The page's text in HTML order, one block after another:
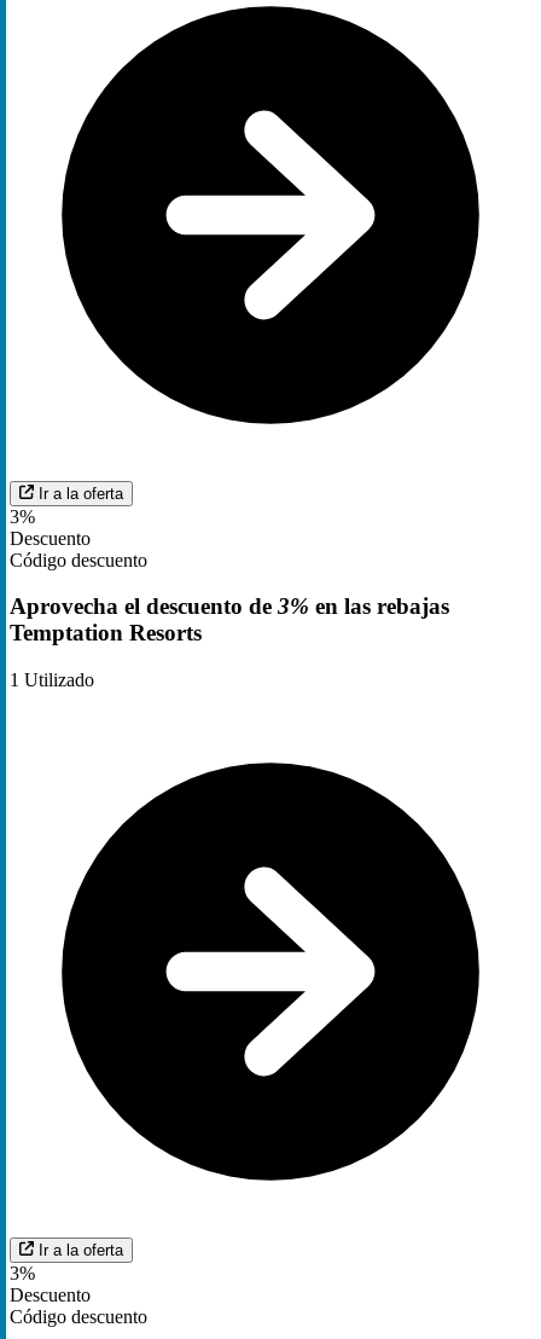
Ir a la oferta
3%
Descuento
Código descuento
Aprovecha el descuento de 3% en las rebajas
Temptation Resorts
1 Utilizado
Ir a la oferta
3%
Descuento
Código descuento